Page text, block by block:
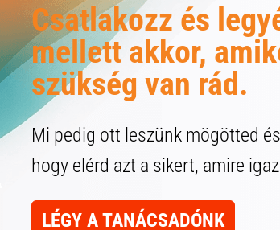
Csatlakozz és
mellett akkor,
szükség van rád.
Mi pedig ott leszünk mögötted
hogy elérd azt a sikert, amire
LÉGY A TANÁCSADÓNK